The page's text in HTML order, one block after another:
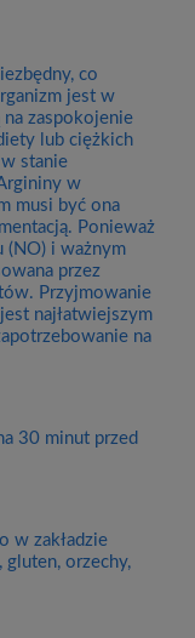
co
jest w
zaspokojenie
lub ciężkich
stanie
w
musi być ona
Ponieważ
(NO) i ważnym
przez
Przyjmowanie
najłatwiejszym
na
30 minut przed
w zakładzie
gluten, orzechy,